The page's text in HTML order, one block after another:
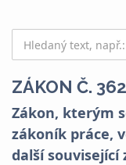
ZÁKON Č.
Zákon, kterým
zákoník práce,
další související